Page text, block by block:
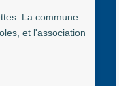
La commune
et l'association